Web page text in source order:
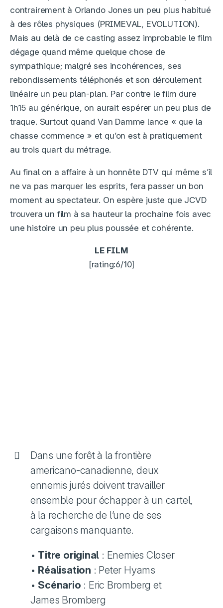
contrairement à Orlando Jones un peu plus habitué
à des rôles physiques (PRIMEVAL, EVOLUTION).
Mais au delà de ce casting assez improbable le film
dégage quand même quelque chose de
sympathique; malgré ses incohérences, ses
rebondissements téléphonés et son déroulement
linéaire un peu plan-plan. Par contre le film dure
1h15 au générique, on aurait espérer un peu plus de
traque. Surtout quand Van Damme lance « que la
chasse commence » et qu’on est à pratiquement
au trois quart du métrage.
Au final on a affaire à un honnête DTV qui même s’il
ne va pas marquer les esprits, fera passer un bon
moment au spectateur. On espère juste que JCVD
trouvera un film à sa hauteur la prochaine fois avec
une histoire un peu plus poussée et cohérente.
LE FILM
[rating:6/10]
Dans une forêt à la frontière
americano-canadienne, deux
ennemis jurés doivent travailler
ensemble pour échapper à un cartel,
à la recherche de l’une de ses
cargaisons manquante.
• Titre original : Enemies Closer
• Réalisation : Peter Hyams
• Scénario : Eric Bromberg et
James Bromberg